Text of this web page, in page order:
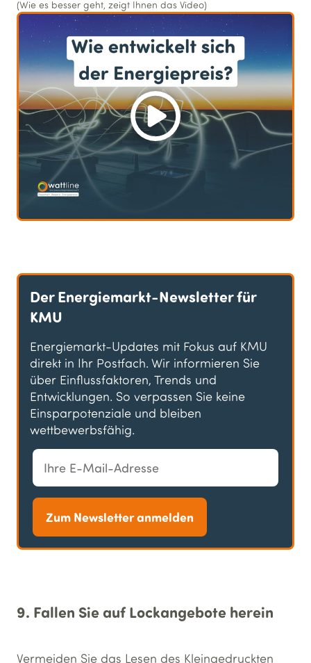
(Wie es besser geht, zeigt Ihnen das Video)
Der Energiemarkt-Newsletter für
KMU
Energiemarkt-Updates mit Fokus auf KMU
direkt in Ihr Postfach. Wir informieren Sie
über Einflussfaktoren, Trends und
Entwicklungen. So verpassen Sie keine
Einsparpotenziale und bleiben
wettbewerbsfähig.
Zum Newsletter anmelden
9. Fallen Sie auf Lockangebote herein
Vermeiden Sie das Lesen des Kleingedruckten